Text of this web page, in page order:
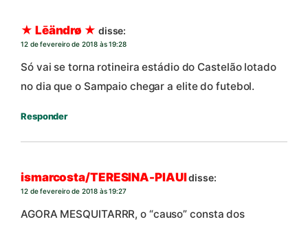
★ Lēändrø ★ disse:
12 de fevereiro de 2018 às 19:28
Só vai se torna rotineira estádio do Castelão lotado
no dia que o Sampaio chegar a elite do futebol.
Responder
ismarcosta/TERESINA-PIAUIdisse:
12 de fevereiro de 2018 às 19:27
AGORA MESQUITARRR, o “causo” consta dos